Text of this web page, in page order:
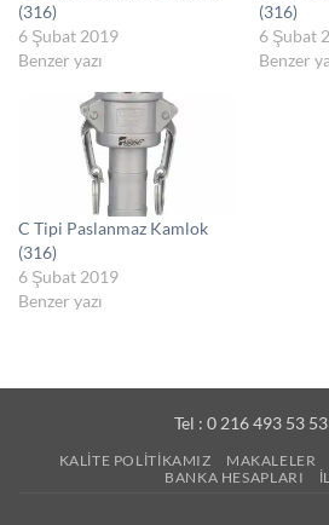
(316)
6 Şubat 2019
Benzer yazı
(316)
6 Şubat
Benzer
C Tipi Paslanmaz Kamlok
(316)
6 Şubat 2019
Benzer yazı
Tel : 0 216 493 53
KALITE POLITIKAMIZ MAKALELER
BANKA HESAPLARI